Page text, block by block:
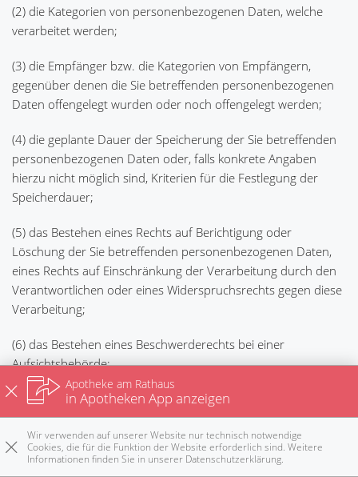
Anrufen E-Mail Rezepte Notdienst
(2) die Kategorien von personenbezogenen Daten, welche
verarbeitet werden;
(3) die Empfänger bzw. die Kategorien von Empfängern,
gegenüber denen die Sie betreffenden personenbezogenen
Daten offengelegt wurden oder noch offengelegt werden;
(4) die geplante Dauer der Speicherung der Sie betreffenden
personenbezogenen Daten oder, falls konkrete Angaben
hierzu nicht möglich sind, Kriterien für die Festlegung der
Speicherdauer;
(5) das Bestehen eines Rechts auf Berichtigung oder
Löschung der Sie betreffenden personenbezogenen Daten,
eines Rechts auf Einschränkung der Verarbeitung durch den
Verantwortlichen oder eines Widerspruchsrechts gegen diese
Verarbeitung;
(6) das Bestehen eines Beschwerderechts bei einer
Aufsichtsbehörde;
(7) alle verfügbaren Informationen über die Herkunft der
Daten, wenn die personenbezogenen Daten nicht bei der
betroffenen Person erhoben werden;
(8) das Bestehen einer automatisierten Entscheidungsfindung
Apotheke am Rathaus
in Apotheken App anzeigen
Wir verwenden auf unserer Website nur technisch notwendige
Cookies, die für die Funktion der Website erforderlich sind. Weitere
Informationen finden Sie in unserer Datenschutzerklärung.